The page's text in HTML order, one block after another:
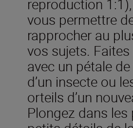
reproduction
vous permettre
rapprocher au
vos sujets.
avec un pétale
d’un insecte ou
orteils d’un
Plongez dans les